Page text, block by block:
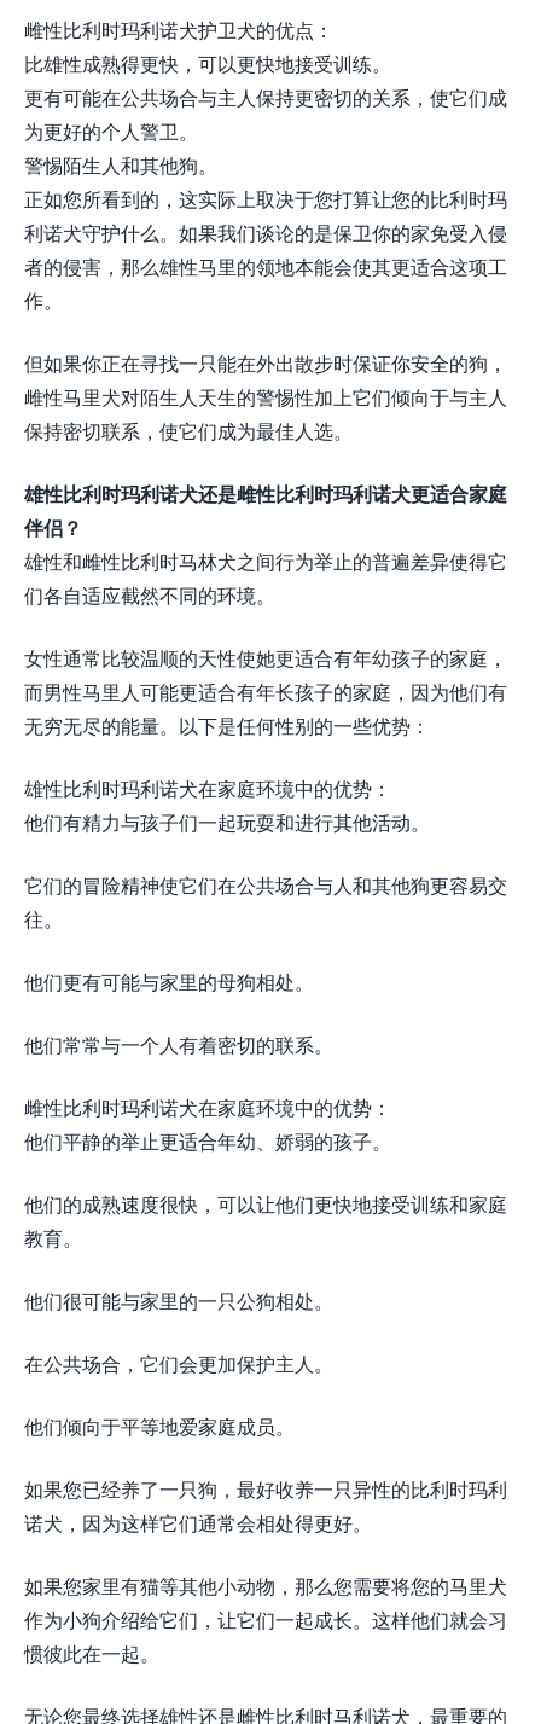
雌性比利时玛利诺犬护卫犬的优点：
比雄性成熟得更快，可以更快地接受训练。
更有可能在公共场合与主人保持更密切的关系，使它们成
为更好的个人警卫。
警惕陌生人和其他狗。
正如您所看到的，这实际上取决于您打算让您的比利时玛
利诺犬守护什么。如果我们谈论的是保卫你的家免受入侵
者的侵害，那么雄性马里的领地本能会使其更适合这项工
作。
但如果你正在寻找一只能在外出散步时保证你安全的狗，
雌性马里犬对陌生人天生的警惕性加上它们倾向于与主人
保持密切联系，使它们成为最佳人选。
雄性比利时玛利诺犬还是雌性比利时玛利诺犬更适合家庭
伴侣？
雄性和雌性比利时马林犬之间行为举止的普遍差异使得它
们各自适应截然不同的环境。
女性通常比较温顺的天性使她更适合有年幼孩子的家庭，
而男性马里人可能更适合有年长孩子的家庭，因为他们有
无穷无尽的能量。以下是任何性别的一些优势：
雄性比利时玛利诺犬在家庭环境中的优势：
他们有精力与孩子们一起玩耍和进行其他活动。
它们的冒险精神使它们在公共场合与人和其他狗更容易交
往。
他们更有可能与家里的母狗相处。
他们常常与一个人有着密切的联系。
雌性比利时玛利诺犬在家庭环境中的优势：
他们平静的举止更适合年幼、娇弱的孩子。
他们的成熟速度很快，可以让他们更快地接受训练和家庭
教育。
他们很可能与家里的一只公狗相处。
在公共场合，它们会更加保护主人。
他们倾向于平等地爱家庭成员。
如果您已经养了一只狗，最好收养一只异性的比利时玛利
诺犬，因为这样它们通常会相处得更好。
如果您家里有猫等其他小动物，那么您需要将您的马里犬
作为小狗介绍给它们，让它们一起成长。这样他们就会习
惯彼此在一起。
无论您最终选择雄性还是雌性比利时马利诺犬，最重要的